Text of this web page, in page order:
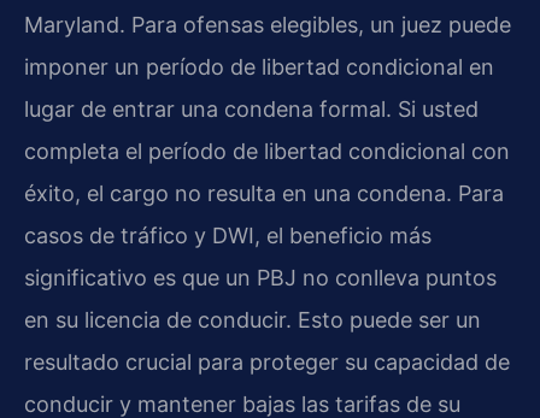
Maryland. Para ofensas elegibles, un juez puede
imponer un período de libertad condicional en
lugar de entrar una condena formal. Si usted
completa el período de libertad condicional con
éxito, el cargo no resulta en una condena. Para
casos de tráfico y DWI, el beneficio más
significativo es que un PBJ no conlleva puntos
en su licencia de conducir. Esto puede ser un
resultado crucial para proteger su capacidad de
conducir y mantener bajas las tarifas de su